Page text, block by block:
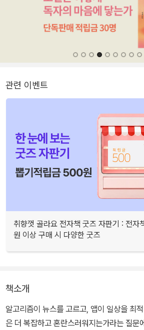
관련 이벤트
취향껏 골라요 전자책 굿즈 자판기 : 전자
원 이상 구매 시 다양한 굿즈
책소개
알고리즘이 뉴스를 고르고, 앱이 일상을 최
은 더 복잡하고 혼란스러워지는가라는 질문